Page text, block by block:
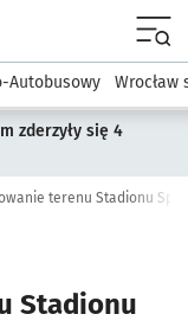
Autobusowy Wrocław
zderzyły się 4
Stadionu